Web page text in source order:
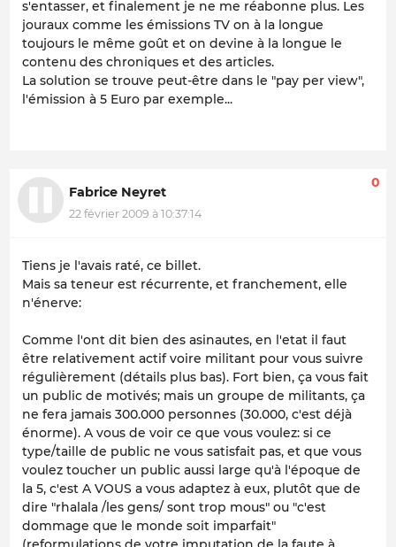
s'entasser, et finalement je ne me réabonne plus. Les
jouraux comme les émissions TV on à la longue
toujours le même goût et on devine à la longue le
contenu des chroniques et des articles.
La solution se trouve peut-être dans le "pay per view",
l'émission à 5 Euro par exemple...
Fabrice Neyret
22 février 2009 à 10:37:14
0
Tiens je l'avais raté, ce billet.
Mais sa teneur est récurrente, et franchement, elle
n'énerve:
Comme l'ont dit bien des asinautes, en l'etat il faut
être relativement actif voire militant pour vous suivre
régulièrement (détails plus bas). Fort bien, ça vous fait
un public de motivés; mais un groupe de militants, ça
ne fera jamais 300.000 personnes (30.000, c'est déjà
énorme). A vous de voir ce que vous voulez: si ce
type/taille de public ne vous satisfait pas, et que vous
voulez toucher un public aussi large qu'à l'époque de
la 5, c'est A VOUS a vous adaptez à eux, plutôt que de
dire "rhalala /les gens/ sont trop mous" ou "c'est
dommage que le monde soit imparfait"